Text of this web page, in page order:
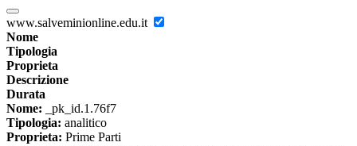
www.salveminionline.edu.it
Nome
Tipologia
Proprieta
Descrizione
Durata
Nome: _pk_id.1.76f7
Tipologia: analitico
Proprieta: Prime Parti